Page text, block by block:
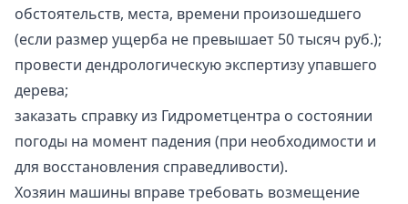
обстоятельств, места, времени произошедшего
(если размер ущерба не превышает 50 тысяч руб.);
провести дендрологическую экспертизу упавшего
дерева;
заказать справку из Гидрометцентра о состоянии
погоды на момент падения (при необходимости и
для восстановления справедливости).
Хозяин машины вправе требовать возмещение